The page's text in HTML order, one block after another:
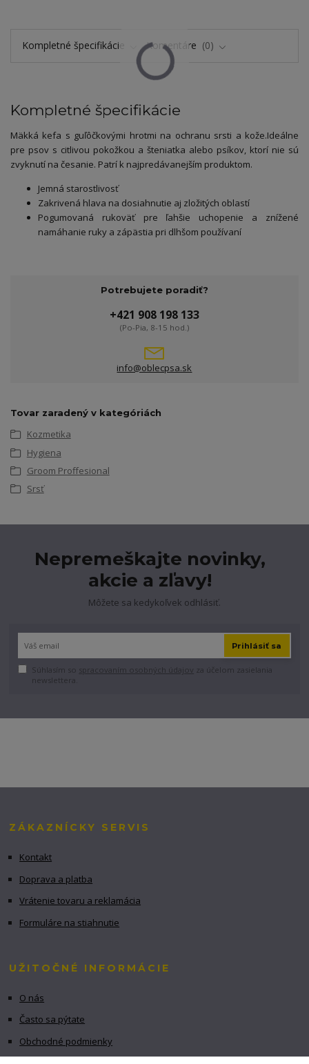
Kompletné špecifikácie Komentáre 0
Kompletné špecifikácie
Mäkká kefa s guľôčkovými hrotmi na ochranu srsti a kože.Ideálne
pre psov s citlivou pokožkou a šteniatka alebo psíkov, ktorí nie sú
zvyknutí na česanie. Patrí k najpredávanejším produktom.
Jemná starostlivosť
Zakrivená hlava na dosiahnutie aj zložitých oblastí
Pogumovaná rukoväť pre ľahšie uchopenie a znížené
namáhanie ruky a zápästia pri dlhšom používaní
Potrebujete poradiť?
+421 908 198 133
(Po-Pia, 8-15 hod.)
info@oblecpsa.sk
Tovar zaradený v kategóriách
Kozmetika
Hygiena
Groom Proffesional
Srsť
Nepremeškajte novinky,
akcie a zľavy!
Môžete sa kedykoľvek odhlásiť.
Prihlásiť sa
Súhlasím so spracovaním osobných údajov za účelom zasielania
newslettera.
ZÁKAZNÍCKY SERVIS
Kontakt
Doprava a platba
Vrátenie tovaru a reklamácia
Formuláre na stiahnutie
UŽITOČNÉ INFORMÁCIE
O nás
Často sa pýtate
Obchodné podmienky